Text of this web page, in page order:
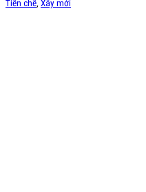
Tiền chế, Xây mới